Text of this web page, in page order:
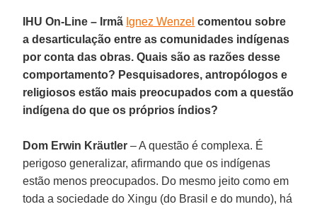
IHU On-Line – Irmã Ignez Wenzel comentou sobre
a desarticulação entre as comunidades indígenas
por conta das obras. Quais são as razões desse
comportamento? Pesquisadores, antropólogos e
religiosos estão mais preocupados com a questão
indígena do que os próprios índios?
Dom Erwin Kräutler – A questão é complexa. É
perigoso generalizar, afirmando que os indígenas
estão menos preocupados. Do mesmo jeito como em
toda a sociedade do Xingu (do Brasil e do mundo), há